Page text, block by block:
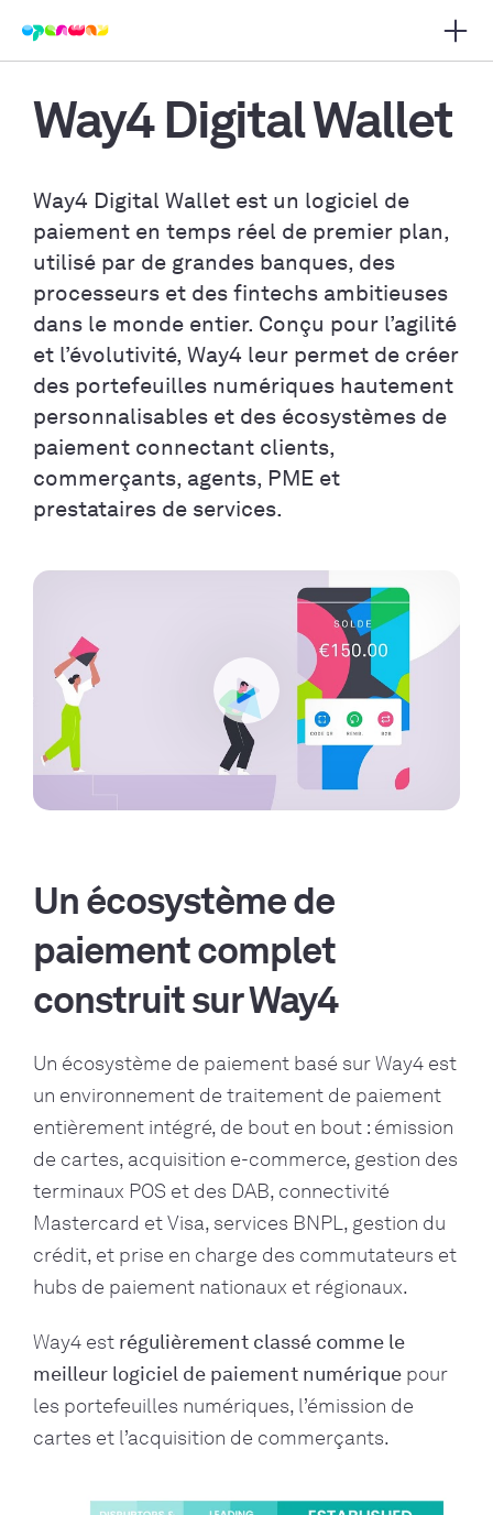
la navigation principale
Way4 Digital Wallet
Way4 Digital Wallet est un logiciel de
paiement en temps réel de premier plan,
utilisé par de grandes banques, des
processeurs et des fintechs ambitieuses
dans le monde entier. Conçu pour l’agilité
et l’évolutivité, Way4 leur permet de créer
des portefeuilles numériques hautement
personnalisables et des écosystèmes de
paiement connectant clients,
commerçants, agents, PME et
prestataires de services.
Play
Un écosystème de
paiement complet
construit sur Way4
Un écosystème de paiement basé sur Way4 est
un environnement de traitement de paiement
entièrement intégré, de bout en bout : émission
de cartes, acquisition e-commerce, gestion des
terminaux POS et des DAB, connectivité
Mastercard et Visa, services BNPL, gestion du
crédit, et prise en charge des commutateurs et
hubs de paiement nationaux et régionaux.
Way4 est régulièrement classé comme le
meilleur logiciel de paiement numérique pour
les portefeuilles numériques, l’émission de
cartes et l’acquisition de commerçants.